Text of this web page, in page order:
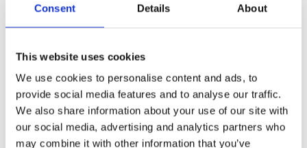
Consent Details About
This website uses cookies
We use cookies to personalise content and ads, to
provide social media features and to analyse our traffic.
We also share information about your use of our site with
our social media, advertising and analytics partners who
may combine it with other information that you’ve
Uitzetten en inmeten: Bepaal de exacte hartafstanden van de
Gaten boren: Boor de montagegaten in de beton- of
staalconstructie op de juiste diepte.
Staanders verankeren: Zet de vloerflenzen vast met zware RVS
ankers en gebruikbevestigingshoekjes of gevelbeugels voor
een zijdelingse montage.